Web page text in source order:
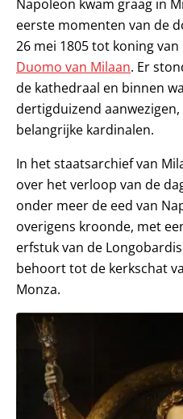
Napoleon kwam graag in
eerste momenten van de
26 mei 1805 tot koning
Duomo van Milaan. Er
de kathedraal en binnen
dertigduizend
belangrijke kardinalen.
In het staatsarchief van
over het verloop van de
onder meer de eed van
overigens kroonde, met
erfstuk van de
behoort tot de kerkschat
Monza.